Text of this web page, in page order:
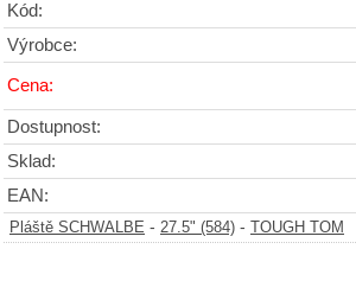
Kód:
Výrobce:
Cena:
Dostupnost:
Sklad:
EAN:
Pláště SCHWALBE - 27.5" (584) - TOUGH TOM